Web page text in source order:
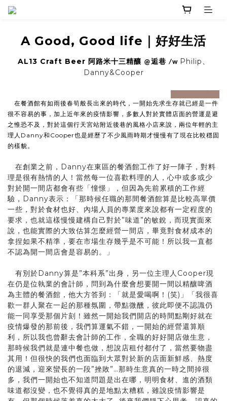
A Good, Good life｜好好生活
AL13 Craft Beer 阿路米十三精釀 @逅巷 /w Philip、
Danny&Cooper
在餐酒館有如雨後春筍般長出來的時代，一開始先求生存就已經是一件
很不容易的事，加上近年來的疫情影響，多數人對於實體店面的營運是避
之惟恐不及，對於這個行天宮站附近後巷的風格小店來說，兩位年輕的主
理人Danny和Cooper也是經歷了不少風雨時期才慢慢有了現在比較穩固
的樣貌。
在創業之前，Danny在東區的餐酒館工作了好一陣子，對料
理是很有熱情的人！當然每一位喜歡料理的人，心中或多或少
對於開一間店都會有些「憧憬」，但因為先前累積的工作經
驗，Danny表示：「那時候任職的那間餐酒館算是比較高單價
一些，對於食材也好、內場人員的專業度來說都有一定程度的
要求，也就這樣慢慢建構自己對於”味道”的敏銳，而現實面來
說，也能實際的大致估算怎麼經營一間店，畢竟對食材成本的
拿捏如果不精準，要在市場生存幾乎是不可能！所以我一直都
不認為開一間店會是容易的。」
有別於Danny算是”本科系”出身，另一位主理人Cooper現
在仍是位執業的會計師，問到為什麼會想要開一間以精釀啤酒
為主體的餐酒館，他大方答到：「就是愛喝啊！(笑)」「我很喜
歡一群人聚在一起的那種氛圍，帶點微醺，彼此即便不認識仍
能一同享受那個片刻！雖然一開始我們開店的時間點剛好就在
疫情爆發的那前後，我們算運氣不錯，一開始的經營還算順
利，所以我也曾辭去會計師的工作，全職的好好開店做生意，
那時候我們就是連中餐也做，想說店租付都付了，當然要物盡
其用！但很快的我們也面臨到大眾對於新的店面新鮮感、熱度
的退減，迎來蠻長的一段”挫敗”…那時生意真的一時之間掉很
多，我們一開始也不知道問題是出在哪，明明食材、進的酒類
味道都沒變，也不覺得真的是地點太糟糕，雖說疫情影響是